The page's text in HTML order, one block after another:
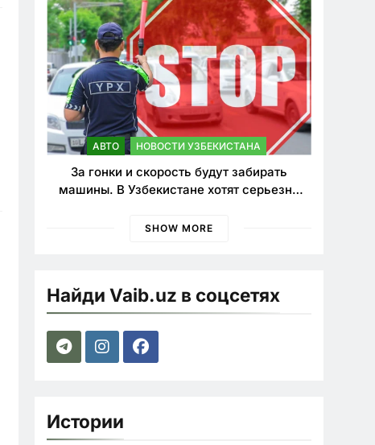
АВТО НОВОСТИ УЗБЕКИСТАНА
За гонки и скорость будут забирать
машины. В Узбекистане хотят серьезно
SHOW MORE
Найди Vaib.uz в соцсетях
Истории